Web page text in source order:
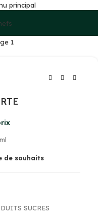
principal
de souhaits
SUCRES